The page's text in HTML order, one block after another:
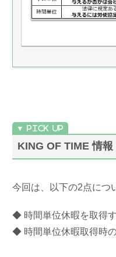
KING OF TIME 情報
今回は、以下の2点につ
◆ 時間単位休暇を取得
◆ 時間単位休暇取得時